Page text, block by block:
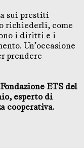
sui prestiti
richiederli, come
i diritti e i
Un’occasione
prendere
ETS del
esperto di
cooperativa.